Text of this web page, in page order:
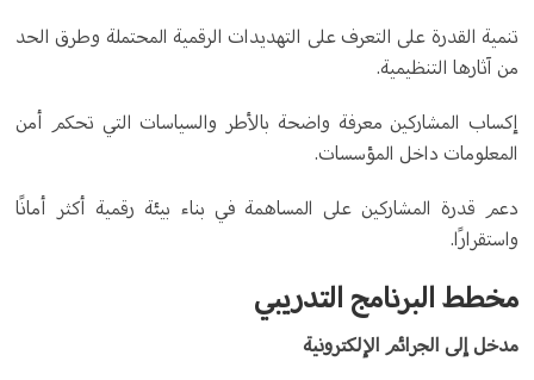
تنمية القدرة على التعرف على التهديدات الرقمية المحتملة وطرق الحد
من آثارها التنظيمية.
إكساب المشاركين معرفة واضحة بالأطر والسياسات التي تحكم أمن
المعلومات داخل المؤسسات.
دعم قدرة المشاركين على المساهمة في بناء بيئة رقمية أكثر أمانًا
واستقرارًا.
مخطط البرنامج التدريبي
مدخل إلى الجرائم الإلكترونية